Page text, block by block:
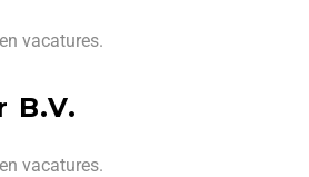
vacatures.
B.V.
vacatures.